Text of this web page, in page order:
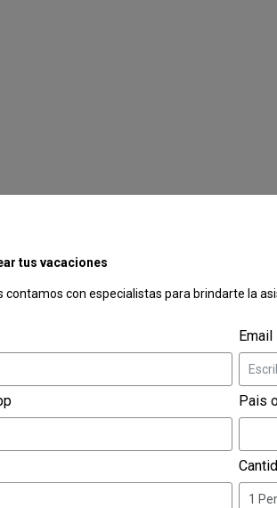
tus vacaciones
contamos con especialistas para brindarte la
Email
Pais